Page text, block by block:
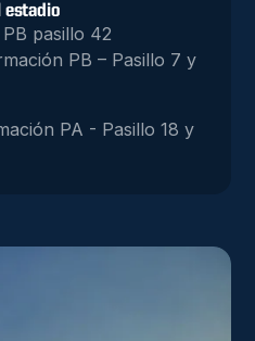
estadio
pasillo 42
PB – Pasillo 7 y
PA - Pasillo 18 y